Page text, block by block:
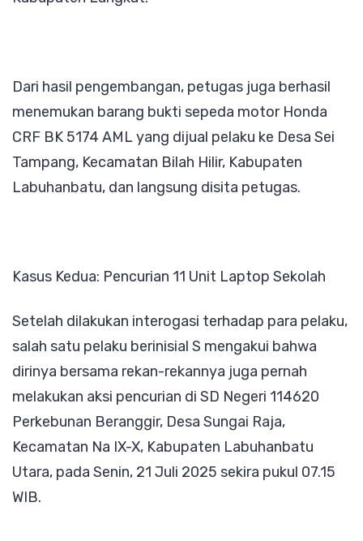
Dari hasil pengembangan, petugas juga berhasil
menemukan barang bukti sepeda motor Honda
CRF BK 5174 AML yang dijual pelaku ke Desa Sei
Tampang, Kecamatan Bilah Hilir, Kabupaten
Labuhanbatu, dan langsung disita petugas.
Kasus Kedua: Pencurian 11 Unit Laptop Sekolah
Setelah dilakukan interogasi terhadap para pelaku,
salah satu pelaku berinisial S mengakui bahwa
dirinya bersama rekan-rekannya juga pernah
melakukan aksi pencurian di SD Negeri 114620
Perkebunan Beranggir, Desa Sungai Raja,
Kecamatan Na IX-X, Kabupaten Labuhanbatu
Utara, pada Senin, 21 Juli 2025 sekira pukul 07.15
WIB.